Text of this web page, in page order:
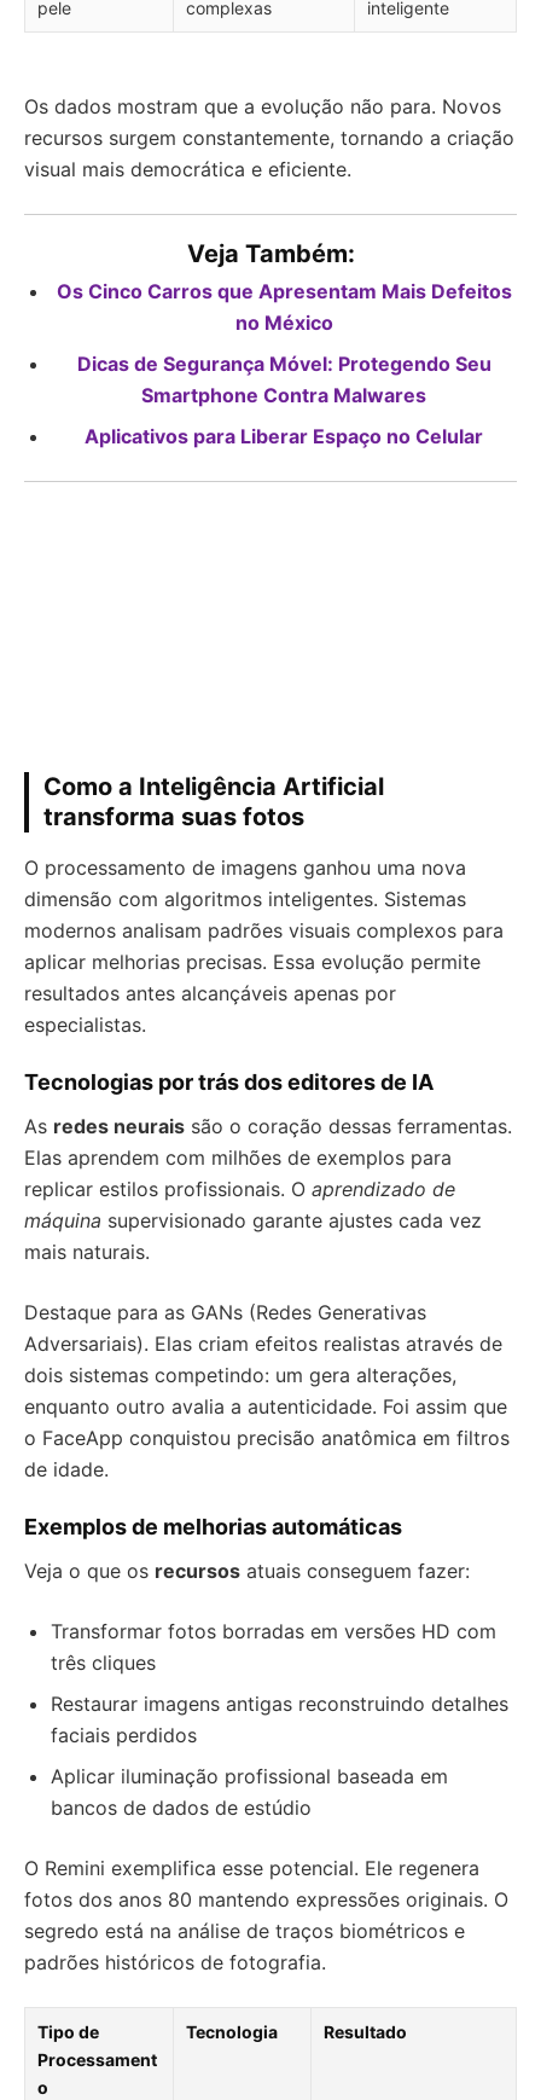
pele complexas inteligente
Os dados mostram que a evolução não para. Novos
recursos surgem constantemente, tornando a criação
visual mais democrática e eficiente.
Veja Também:
Os Cinco Carros que Apresentam Mais Defeitos
no México
Dicas de Segurança Móvel: Protegendo Seu
Smartphone Contra Malwares
Aplicativos para Liberar Espaço no Celular
Como a Inteligência Artificial
transforma suas fotos
O processamento de imagens ganhou uma nova
dimensão com algoritmos inteligentes. Sistemas
modernos analisam padrões visuais complexos para
aplicar melhorias precisas. Essa evolução permite
resultados antes alcançáveis apenas por
especialistas.
Tecnologias por trás dos editores de IA
As redes neurais são o coração dessas ferramentas.
Elas aprendem com milhões de exemplos para
replicar estilos profissionais. O aprendizado de
máquina supervisionado garante ajustes cada vez
mais naturais.
Destaque para as GANs (Redes Generativas
Adversariais). Elas criam efeitos realistas através de
dois sistemas competindo: um gera alterações,
enquanto outro avalia a autenticidade. Foi assim que
o FaceApp conquistou precisão anatômica em filtros
de idade.
Exemplos de melhorias automáticas
Veja o que os recursos atuais conseguem fazer:
Transformar fotos borradas em versões HD com
três cliques
Restaurar imagens antigas reconstruindo detalhes
faciais perdidos
Aplicar iluminação profissional baseada em
bancos de dados de estúdio
O Remini exemplifica esse potencial. Ele regenera
fotos dos anos 80 mantendo expressões originais. O
segredo está na análise de traços biométricos e
padrões históricos de fotografia.
Tipo de
Processament
o
Tecnologia Resultado